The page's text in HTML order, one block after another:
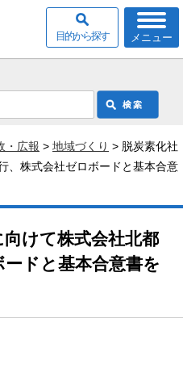
メニュー
目的から探す
・広報 > 地域づくり > 脱炭素化社
、株式会社ゼロボードと基本合意
けて株式会社北都
ドと基本合意書を